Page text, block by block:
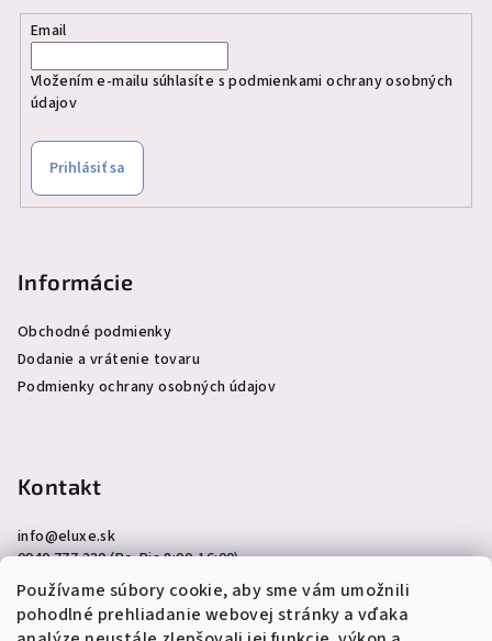
Používame súbory cookie, aby sme vám umožnili
pohodlné prehliadanie webovej stránky a vďaka
Email
Vložením e-mailu súhlasíte spodmienkami ochrany osobných
údajov
Prihlásiť sa
Informácie
Obchodné podmienky
Dodanie a vrátenie tovaru
Podmienky ochrany osobných údajov
Kontakt
info@eluxe.sk
0940 777 230 (Po-Pia 8:00-16:00)